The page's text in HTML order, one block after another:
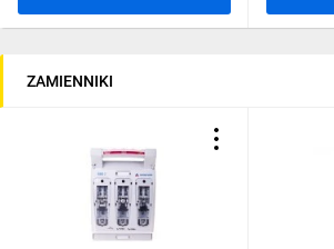
ZAMIENNIKI